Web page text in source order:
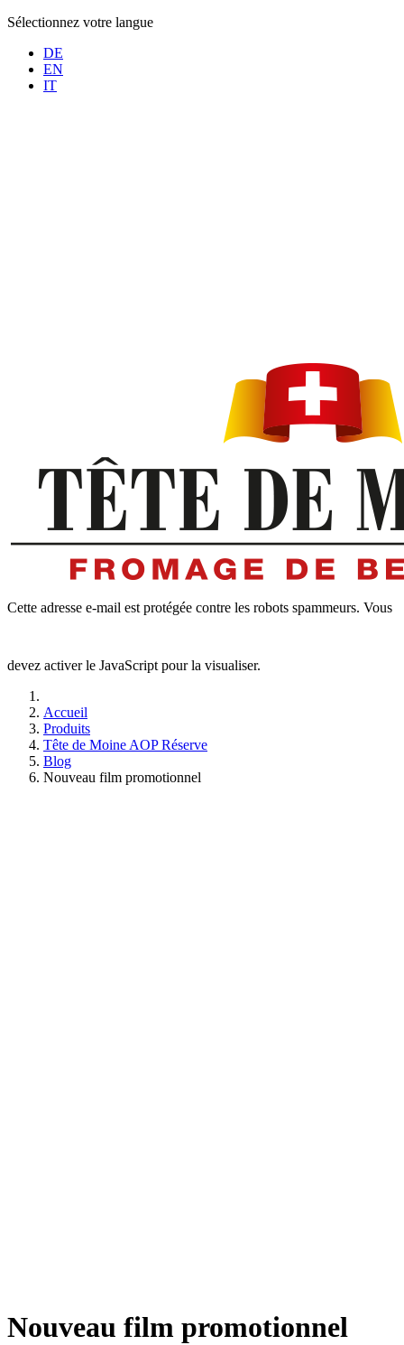
Sélectionnez votre langue
DE
EN
IT
Cette adresse e-mail est protégée contre les robots spammeurs. Vous
devez activer le JavaScript pour la visualiser.
Accueil
Produits
Tête de Moine AOP Réserve
Blog
Nouveau film promotionnel
Nouveau film promotionnel